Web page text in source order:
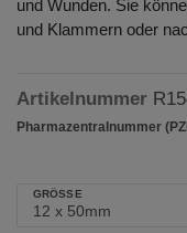
und Wunden. Sie
und Klammern oder
Artikelnummer
Pharmazentralnummer
GRÖSSE